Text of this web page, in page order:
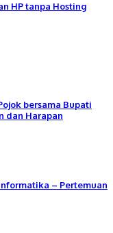
HP tanpa Hosting
bersama Bupati
dan Harapan
– Pertemuan